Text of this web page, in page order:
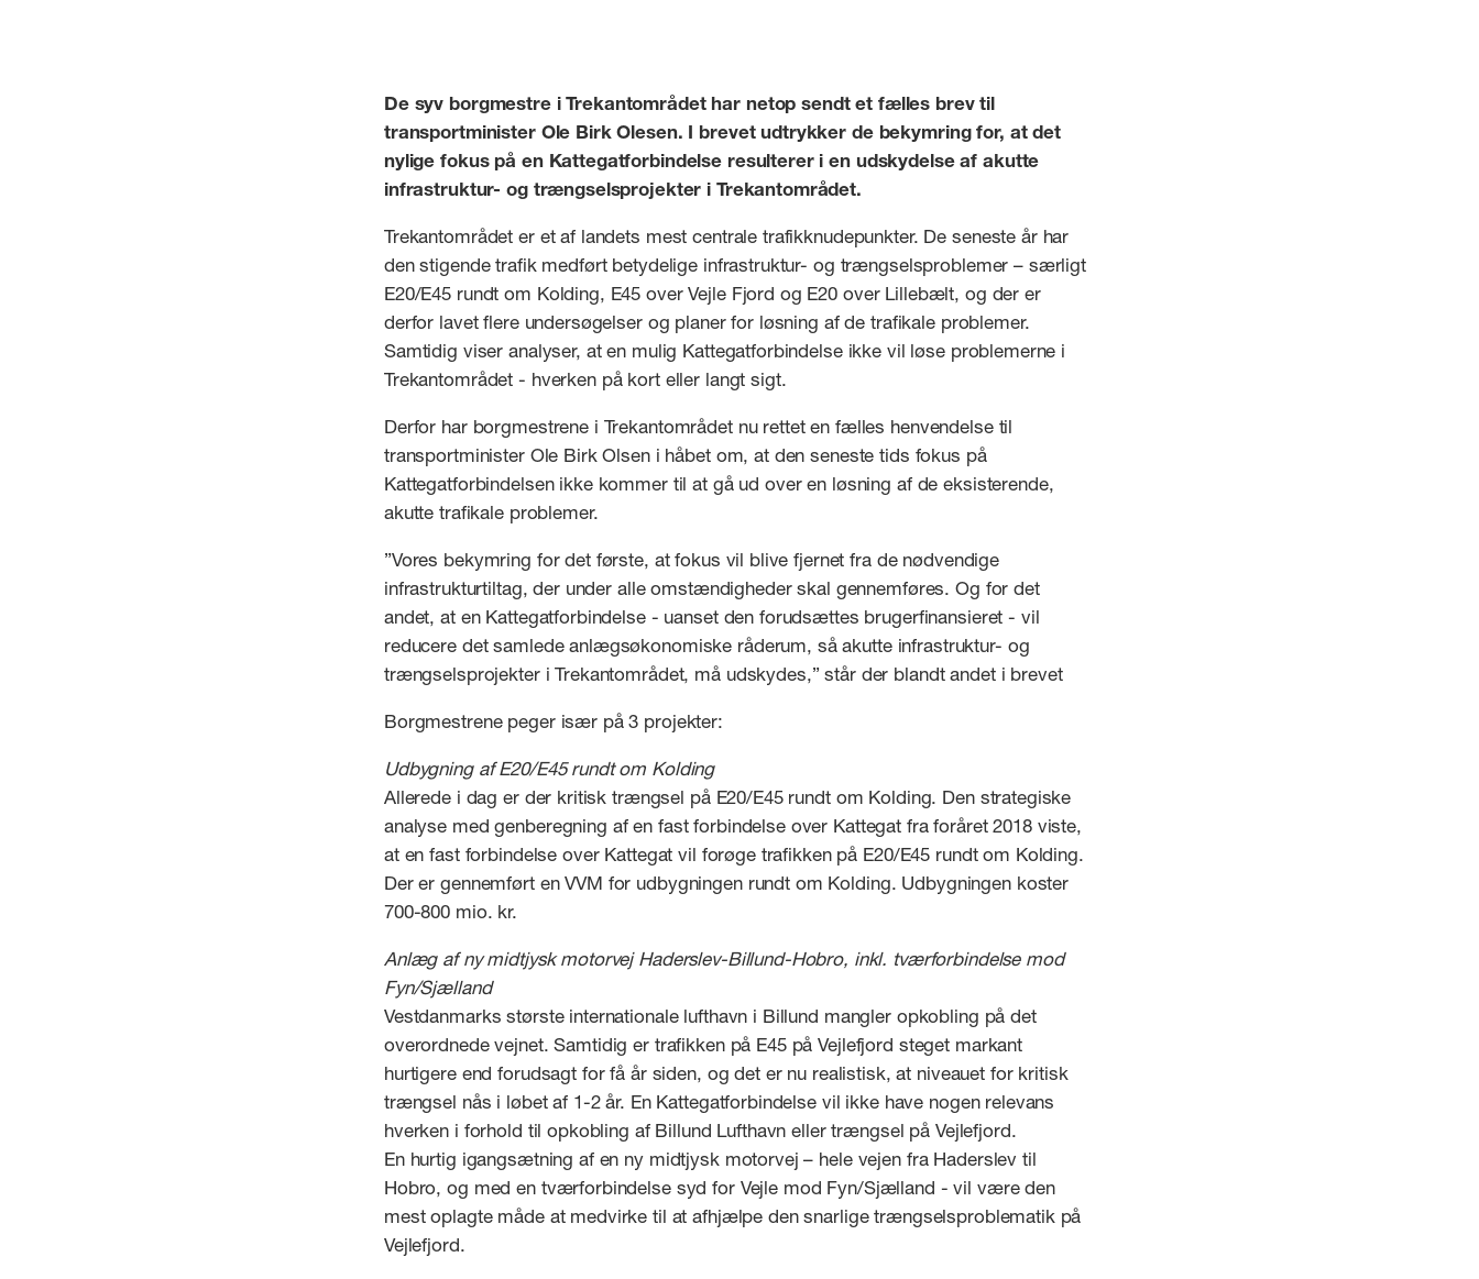
De syv borgmestre i Trekantområdet har netop sendt et fælles brev til
transportminister Ole Birk Olesen. I brevet udtrykker de bekymring for, at det
nylige fokus på en Kattegatforbindelse resulterer i en udskydelse af akutte
infrastruktur- og trængselsprojekter i Trekantområdet.
Trekantområdet er et af landets mest centrale trafikknudepunkter. De seneste år har
den stigende trafik medført betydelige infrastruktur- og trængselsproblemer – særligt
E20/E45 rundt om Kolding, E45 over Vejle Fjord og E20 over Lillebælt, og der er
derfor lavet flere undersøgelser og planer for løsning af de trafikale problemer.
Samtidig viser analyser, at en mulig Kattegatforbindelse ikke vil løse problemerne i
Trekantområdet - hverken på kort eller langt sigt.
Derfor har borgmestrene i Trekantområdet nu rettet en fælles henvendelse til
transportminister Ole Birk Olsen i håbet om, at den seneste tids fokus på
Kattegatforbindelsen ikke kommer til at gå ud over en løsning af de eksisterende,
akutte trafikale problemer.
”Vores bekymring for det første, at fokus vil blive fjernet fra de nødvendige
infrastrukturtiltag, der under alle omstændigheder skal gennemføres. Og for det
andet, at en Kattegatforbindelse - uanset den forudsættes brugerfinansieret - vil
reducere det samlede anlægsøkonomiske råderum, så akutte infrastruktur- og
trængselsprojekter i Trekantområdet, må udskydes,” står der blandt andet i brevet
Borgmestrene peger især på 3 projekter:
Udbygning af E20/E45 rundt om Kolding
Allerede i dag er der kritisk trængsel på E20/E45 rundt om Kolding. Den strategiske
analyse med genberegning af en fast forbindelse over Kattegat fra foråret 2018 viste,
at en fast forbindelse over Kattegat vil forøge trafikken på E20/E45 rundt om Kolding.
Der er gennemført en VVM for udbygningen rundt om Kolding. Udbygningen koster
700-800 mio. kr.
Anlæg af ny midtjysk motorvej Haderslev-Billund-Hobro, inkl. tværforbindelse mod
Fyn/Sjælland
Vestdanmarks største internationale lufthavn i Billund mangler opkobling på det
overordnede vejnet. Samtidig er trafikken på E45 på Vejlefjord steget markant
hurtigere end forudsagt for få år siden, og det er nu realistisk, at niveauet for kritisk
trængsel nås i løbet af 1-2 år. En Kattegatforbindelse vil ikke have nogen relevans
hverken i forhold til opkobling af Billund Lufthavn eller trængsel på Vejlefjord.
En hurtig igangsætning af en ny midtjysk motorvej – hele vejen fra Haderslev til
Hobro, og med en tværforbindelse syd for Vejle mod Fyn/Sjælland - vil være den
mest oplagte måde at medvirke til at afhjælpe den snarlige trængselsproblematik på
Vejlefjord.